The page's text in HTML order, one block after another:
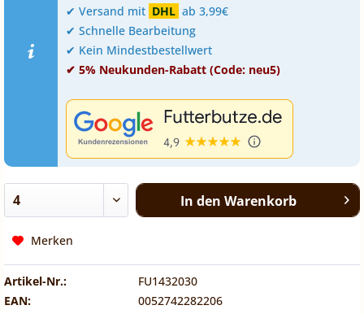
✔ Versand mit DHL ab 3,99€
✔ Schnelle Bearbeitung
✔ Kein Mindestbestellwert
✔ 5% Neukunden-Rabatt (Code: neu5)
In den Warenkorb
Merken
Artikel-Nr.:
FU1432030
EAN:
0052742282206